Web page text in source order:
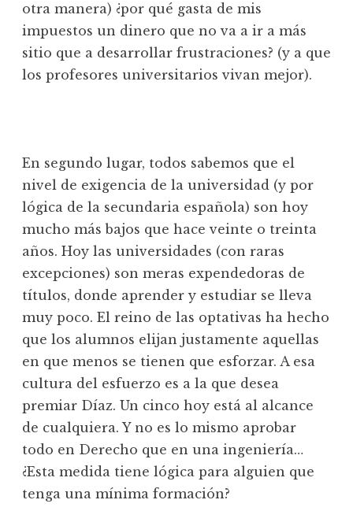
otra manera) ¿por qué gasta de mis
impuestos un dinero que no va a ir a más
sitio que a desarrollar frustraciones? (y a que
los profesores universitarios vivan mejor).
En segundo lugar, todos sabemos que el
nivel de exigencia de la universidad (y por
lógica de la secundaria española) son hoy
mucho más bajos que hace veinte o treinta
años. Hoy las universidades (con raras
excepciones) son meras expendedoras de
títulos, donde aprender y estudiar se lleva
muy poco. El reino de las optativas ha hecho
que los alumnos elijan justamente aquellas
en que menos se tienen que esforzar. A esa
cultura del esfuerzo es a la que desea
premiar Díaz. Un cinco hoy está al alcance
de cualquiera. Y no es lo mismo aprobar
todo en Derecho que en una ingeniería…
¿Esta medida tiene lógica para alguien que
tenga una mínima formación?